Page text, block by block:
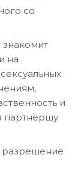
со
на
и
партнёршу
разрешение